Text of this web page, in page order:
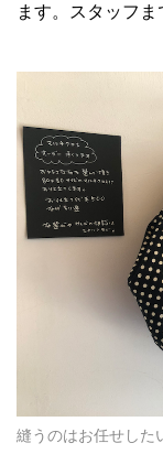
ます。スタッフま
縫うのはお任せした